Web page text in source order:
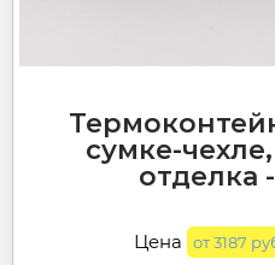
сумке-
отделка
Цена от 3187